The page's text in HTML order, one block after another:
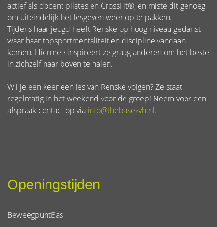
actief als docent pilates en CrossFit®, en miste dit genoeg
om uiteindelijk het lesgeven weer op te pakken.
Tijdens haar jeugd heeft Renske op hoog niveau gedanst,
waar haar topsportmentaliteit en discipline vandaan
komen. Hiermee inspireert ze graag anderen om het beste
in zichzelf naar boven te halen.
Wil je een keer een les van Renske volgen? Ze staat
regelmatig in het weekend voor de groep! Neem voor een
afspraak contact op via info@thebasezvh.nl.
Openingstijden
BeweegpuntBas